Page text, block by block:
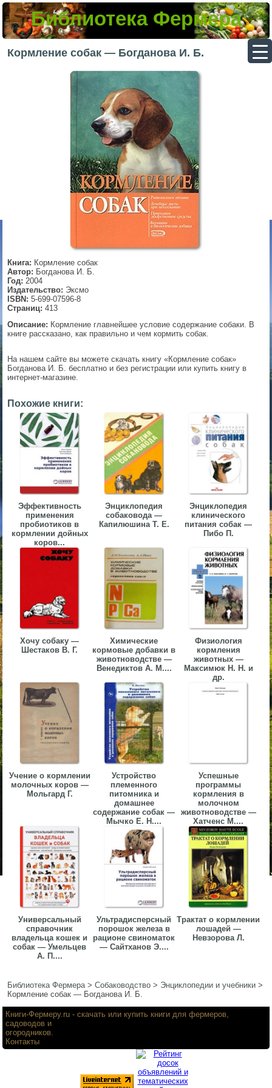
Библиотека Фермера
Кормление собак — Богданова И. Б.
Книга: Кормление собак
Автор: Богданова И. Б.
Год: 2004
Издательство: Эксмо
ISBN: 5-699-07596-8
Страниц: 413
Описание: Кормление главнейшее условие содержание собаки. В
книге рассказано, как правильно и чем кормить собак.
На нашем сайте вы можете скачать книгу «Кормление собак»
Богданова И. Б. бесплатно и без регистрации или купить книгу в
интернет-магазине.
Похожие книги:
Эффективность
применения
пробиотиков в
кормлении дойных
коров...
Энциклопедия
собаковода —
Капилюшина Т. Е.
Энциклопедия
клинического
питания собак —
Пибо П.
Хочу собаку —
Шестаков В. Г.
Химические
кормовые добавки в
животноводстве —
Венедиктов А. М....
Физиология
кормления
животных —
Максимюк Н. Н. и
др.
Учение о кормлении
молочных коров —
Мольгард Г.
Устройство
племенного
питомника и
домашнее
содержание собак —
Мычко Е. Н....
Успешные
программы
кормления в
молочном
животноводстве —
Хатченс М....
Универсальный
справочник
владельца кошек и
собак — Умельцев
А. П....
Ультрадисперсный
порошок железа в
рационе свиноматок
— Сайтханов Э....
Трактат о кормлении
лошадей —
Невзорова Л.
Библиотека Фермера>Собаководство > Энциклопедии и учебники >
Кормление собак — Богданова И. Б.
▼
▼
▼
▼
Книги-Фермеру.ru - скачать или купить книги для фермеров,
садоводов и
огородников.
Контакты